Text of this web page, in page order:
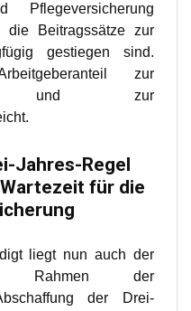
Pflegeversicherung
die Beitragssätze zur
gestiegen sind.
zur
und zur
Jahres-Regel
für die
liegt nun auch der
Rahmen der
der Drei-